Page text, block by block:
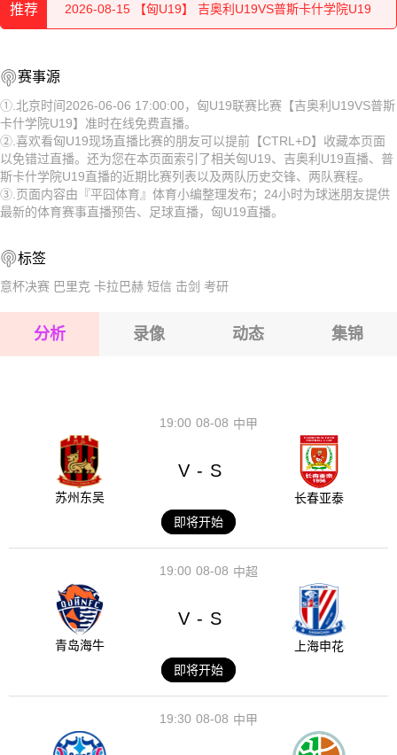
推荐
2026-08-15 【匈U19】 吉奥利U19VS普斯卡什学院U19
2026-08-15 【匈U19】 吉奥利U19VS普斯卡什学院U19
2026-08-15 【匈U19】 吉奥利U19VS普斯卡什学院U19
2026-08-15 【匈U19】 吉奥利U19VS普斯卡什学院U19
2026-08-15 【匈U19】 吉奥利U19VS普斯卡什学院U19
2026-08-15 【匈U19】 吉奥利U19VS普斯卡什学院U19
2026-08-15 【匈U19】 吉奥利U19VS普斯卡什学院U19
2026-08-15 【匈U19】 吉奥利U19VS普斯卡什学院U19
赛事源
①.北京时间2026-06-06 17:00:00，匈U19联赛比赛【吉奥利U19VS普斯
卡什学院U19】准时在线免费直播。
②.喜欢看匈U19现场直播比赛的朋友可以提前【CTRL+D】收藏本页面
以免错过直播。还为您在本页面索引了相关匈U19、吉奥利U19直播、普
斯卡什学院U19直播的近期比赛列表以及两队历史交锋、两队赛程。
③.页面内容由『平囧体育』体育小编整理发布；24小时为球迷朋友提供
最新的体育赛事直播预告、足球直播，匈U19直播。
标签
意杯决赛 巴里克 卡拉巴赫 短信 击剑 考研
分析 录像 动态 集锦
08-08
19:00 中甲
苏州东吴
V - S
长春亚泰
即将开始
08-08
19:00 中超
青岛海牛
V - S
上海申花
即将开始
08-08
19:30 中甲